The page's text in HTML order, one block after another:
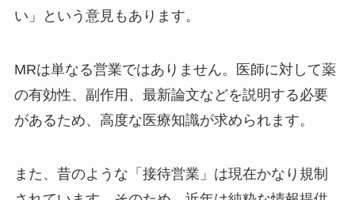
い」という意見もあります。
MRは単なる営業ではありません。医師に対して薬
の有効性、副作用、最新論文などを説明する必要
があるため、高度な医療知識が求められます。
また、昔のような「接待営業」は現在かなり規制